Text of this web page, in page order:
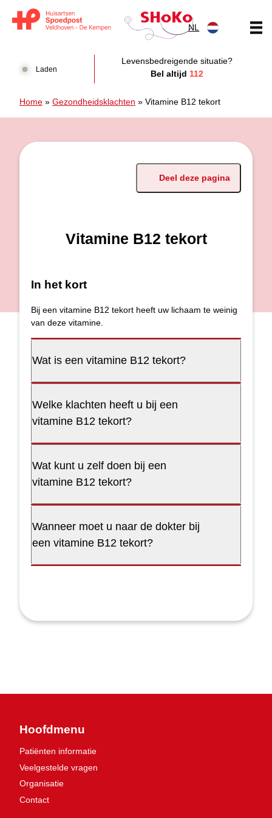
NL
Laden
Levensbedreigende situatie?
Bel altijd 112
Home » Gezondheidsklachten » Vitamine B12 tekort
Deel deze pagina
Vitamine B12 tekort
In het kort
Bij een vitamine B12 tekort heeft uw lichaam te weinig
van deze vitamine.
Wat is een vitamine B12 tekort?
Welke klachten heeft u bij een
vitamine B12 tekort?
Wat kunt u zelf doen bij een
vitamine B12 tekort?
Wanneer moet u naar de dokter bij
een vitamine B12 tekort?
Hoofdmenu
Patiënten informatie
Veelgestelde vragen
Organisatie
Contact